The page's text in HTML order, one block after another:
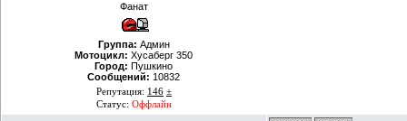
Фанат
Группа: Админ
Мотоцикл: Хусаберг 350
Город: Пушкино
Сообщений: 10832
Репутация: 146 ±
Статус: Оффлайн